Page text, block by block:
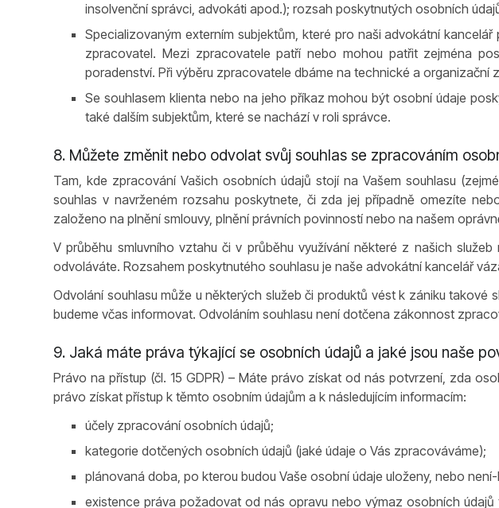
insolvenční správci, advokáti apod.); rozsah poskytnutých osobních
Specializovaným externím subjektům, které pro naši advokátní
zpracovatel. Mezi zpracovatele patří nebo mohou patřit zejména
poradenství. Při výběru zpracovatele dbáme na technické a
Se souhlasem klienta nebo na jeho příkaz mohou být osobní údaje
také dalším subjektům, které se nachází v roli správce.
8. Můžete změnit nebo odvolat svůj souhlas se zpracováním
Tam, kde zpracování Vašich osobních údajů stojí na Vašem souhlasu
souhlas v navrženém rozsahu poskytnete, či zda jej případně omezíte
založeno na plnění smlouvy, plnění právních povinností nebo na našem
V průběhu smluvního vztahu či v průběhu využívání některé z našich
odvoláváte. Rozsahem poskytnutého souhlasu je naše advokátní kancelář
Odvolání souhlasu může u některých služeb či produktů vést k zániku
budeme včas informovat. Odvoláním souhlasu není dotčena zákonnost
9. Jaká máte práva týkající se osobních údajů a jaké jsou naše
Právo na přístup (čl. 15 GDPR) – Máte právo získat od nás potvrzení, zda
právo získat přístup k těmto osobním údajům a k následujícím informacím:
účely zpracování osobních údajů;
kategorie dotčených osobních údajů (jaké údaje o Vás zpracováváme);
plánovaná doba, po kterou budou Vaše osobní údaje uloženy, nebo
existence práva požadovat od nás opravu nebo výmaz osobních